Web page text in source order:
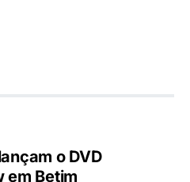
o DVD
em Betim